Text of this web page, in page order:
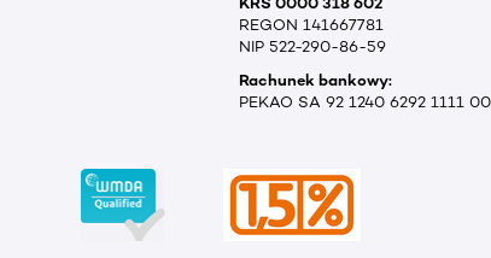
REGON 141667781
NIP 522-290-86-59
Rachunek bankowy:
PEKAO SA 92 1240 6292 1111